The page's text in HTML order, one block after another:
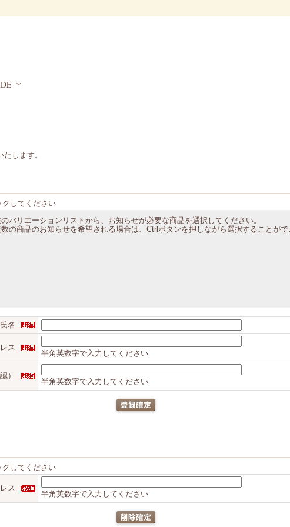
します。
してください
バリエーションリストから、お知らせが必要な商品を選択してください。
の商品のお知らせを希望される場合は、Ctrlボタンを押しながら選択することがで
氏名
ス
半角英数字で入力してください
）
半角英数字で入力してください
してください
ス
半角英数字で入力してください